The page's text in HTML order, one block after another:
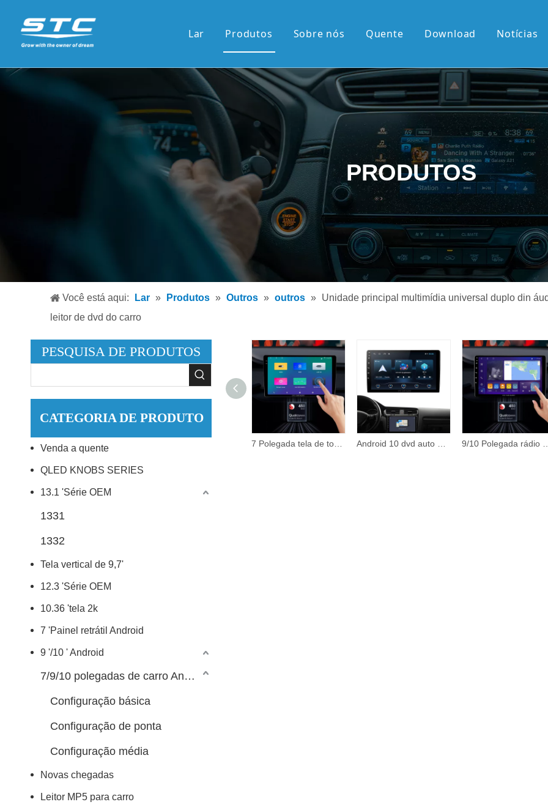
Lar Produtos
13.1'Série OEM
12.3'Série OEM
Tela de 10,36'2K
Tela vertical de 9,7'
7'painel retrátil Android
9'/10'android
Novas chegadas
Leitor de MP3 para carro
Sobre nós Quente Download Notícias
PRODUTOS
Você está aqui: Lar » Produtos » Outros » outros » Unidade principal multimídia universal duplo din
leitor de dvd do carro
PESQUISA DE PRODUTOS
CATEGORIA DE PRODUTO
Venda a quente
QLED KNOBS SERIES
13.1 'Série OEM
1331
1332
Tela vertical de 9,7'
12.3 'Série OEM
10.36 'tela 2k
7 'Painel retrátil Android
9 '/10 ' Android
7/9/10 polegadas de carro Android Player
Configuração básica
Configuração de ponta
Configuração média
Novas chegadas
Leitor MP5 para carro